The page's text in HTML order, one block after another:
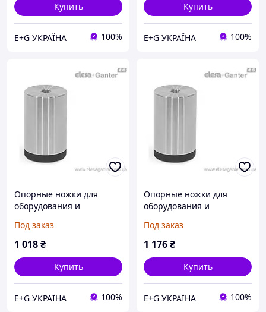
Купить
E+G УКРАЇНА 100%
Купить
E+G УКРАЇНА 100%
Опорные ножки для
оборудования и
монтаж, закрытые
отверстия GN 440-25-40-
Под заказ
1 018₴
Купить
E+G УКРАЇНА 100%
Опорные ножки для
оборудования и
монтаж, закрытые
отверстия GN 440-32-32-
Под заказ
1 176₴
Купить
E+G УКРАЇНА 100%